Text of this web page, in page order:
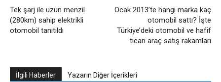
Tek şarj ile uzun menzil
(280km) sahip elektrikli
otomobil tanıtıldı
Ocak 2013’te hangi marka kaç
otomobil sattı? İşte
Türkiye’deki otomobil ve hafif
ticari araç satış rakamları
İlgili Haberler Yazarın Diğer İçerikleri